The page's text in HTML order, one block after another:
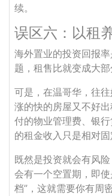
续。
误区六：以租
海外置业的投资回报
题，租售比就变成大
可是，在温哥华，往
涨的快的房屋又不好
付的物业管理费、银
的租金收入只是相对固
既然是投资就会有风
会有一个空置期，即
档”，这就需要你有周